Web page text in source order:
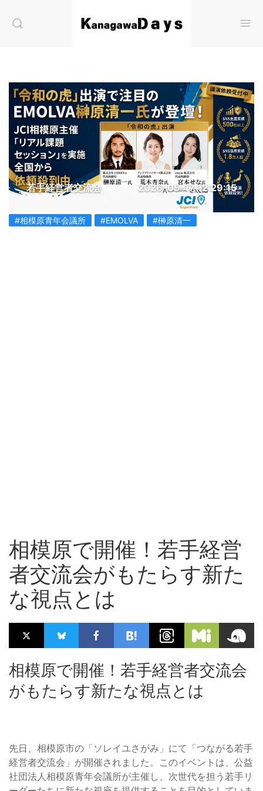
若手経営者交流会 2026-05-17 12:29:15
#相模原青年会議所 #EMOLVA #榊󠄀原清一
相模原で開催！若手経営
者交流会がもたらす新た
な視点とは
相模原で開催！若手経営者交流会
がもたらす新たな視点とは
先日、相模原市の「ソレイユさがみ」にて「つながる若手
経営者交流会」が開催されました。このイベントは、公益
社団法人相模原青年会議所が主催し、次世代を担う若手リ